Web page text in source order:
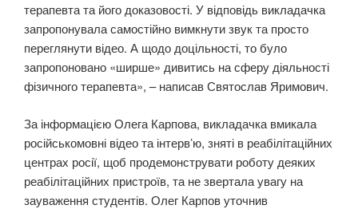
терапевта та його доказовості. У відповідь викладачка
запропонувала самостійно вимкнути звук та просто
переглянути відео. А щодо доцільності, то було
запропоновано «ширше» дивитись на сферу діяльності
фізичного терапевта», – написав Святослав Яримович.
За інформацією Олега Карпова, викладачка вмикала
російськомовні відео та інтерв’ю, зняті в реабілітаційних
центрах росії, щоб продемонструвати роботу деяких
реабілітаційних пристроїв, та не звертала увагу на
зауваження студентів. Олег Карпов уточнив